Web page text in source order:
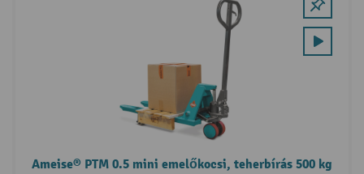
Ameise® PTM 0.5 mini emelőkocsi, teherbírás 500 kg